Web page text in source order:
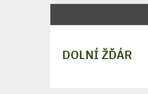
DOLNÍ ŽĎÁR